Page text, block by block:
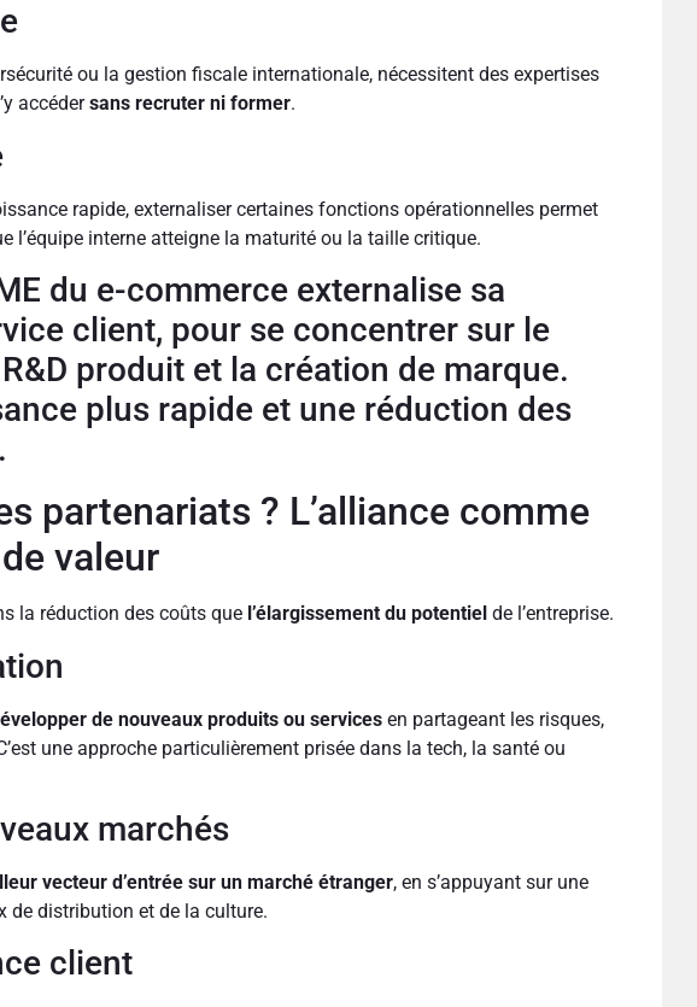
ou la gestion fiscale internationale, nécessitent des expertises
accédersans recruter ni former.
rapide, externaliser certaines fonctions opérationnelles permet
l’équipe interne atteigne la maturité ou la taille critique.
du e-commerce externalise sa
client, pour se concentrer sur le
produit et la création de marque.
plus rapide et une réduction des
partenariats ? L’alliance comme
valeur
la réduction des coûts que l’élargissement du potentiel de l’entreprise.
de nouveaux produits ou services en partageant les risques,
une approche particulièrement prisée dans la tech, la santé ou
marchés
vecteur d’entrée sur un marché étranger, en s’appuyant sur une
de distribution et de la culture.
client